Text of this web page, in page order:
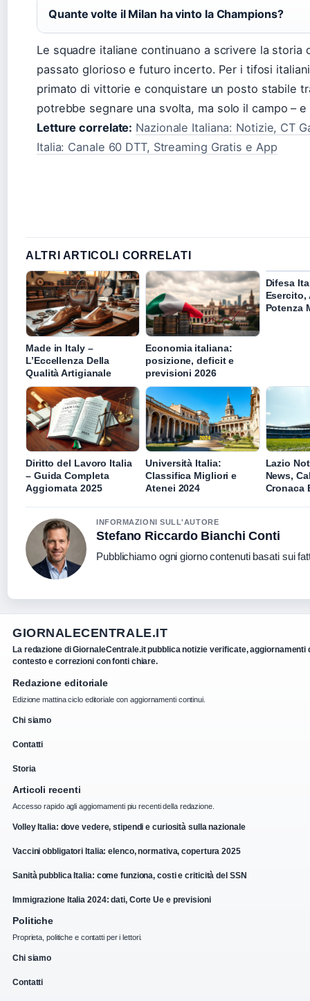
Quante volte il Milan ha vinto la Champions?
Le squadre italiane continuano a scrivere la storia
passato glorioso e futuro incerto. Per i tifosi
primato di vittorie e conquistare un posto stabile
potrebbe segnare una svolta, ma solo il campo –
Letture correlate: Nazionale Italiana: Notizie, CT
Italia: Canale 60 DTT, Streaming Gratis e App
ALTRI ARTICOLI CORRELATI
Made in Italy –
L’Eccellenza Della
Qualità Artigianale
Economia italiana:
posizione, deficit e
previsioni 2026
Difesa
Esercito,
Potenza
Diritto del Lavoro Italia
– Guida Completa
Aggiornata 2025
Università Italia:
Classifica Migliori e
Atenei 2024
Lazio
News,
Cronaca
INFORMAZIONI SULL'AUTORE
Stefano Riccardo Bianchi Conti
Pubblichiamo ogni giorno contenuti basati sui
GIORNALECENTRALE.IT
La redazione di GiornaleCentrale.it pubblica notizie verificate, aggiornamenti
contesto e correzioni con fonti chiare.
Redazione editoriale
Edizione mattina ciclo editoriale con aggiornamenti continui.
Chi siamo
Contatti
Storia
Articoli recenti
Accesso rapido agli aggiornamenti piu recenti della redazione.
Volley Italia: dove vedere, stipendi e curiosità sulla nazionale
Vaccini obbligatori Italia: elenco, normativa, copertura 2025
Sanità pubblica Italia: come funziona, costi e criticità del SSN
Immigrazione Italia 2024: dati, Corte Ue e previsioni
Politiche
Proprieta, politiche e contatti per i lettori.
Chi siamo
Contatti